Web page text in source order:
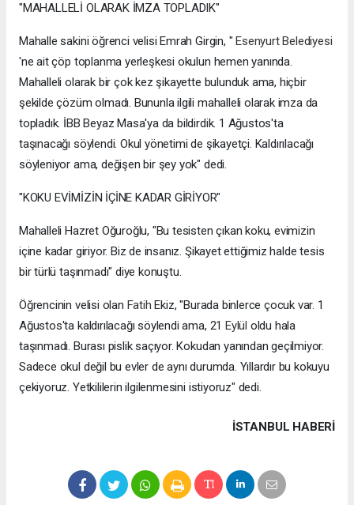
"MAHALLELİ OLARAK İMZA TOPLADIK"
Mahalle sakini öğrenci velisi Emrah Girgin, "Esenyurt Belediyesi
'ne ait çöp toplanma yerleşkesi okulun hemen yanında.
Mahalleli olarak bir çok kez şikayette bulunduk ama, hiçbir
şekilde çözüm olmadı. Bununla ilgili mahalleli olarak imza da
topladık. İBB Beyaz Masa'ya da bildirdik. 1 Ağustos'ta
taşınacağı söylendi. Okul yönetimi de şikayetçi. Kaldırılacağı
söyleniyor ama, değişen bir şey yok" dedi.
"KOKU EVİMİZİN İÇİNE KADAR GİRİYOR"
Mahalleli Hazret Oğuroğlu, "Bu tesisten çıkan koku, evimizin
içine kadar giriyor. Biz de insanız. Şikayet ettiğimiz halde tesis
bir türlü taşınmadı" diye konuştu.
Öğrencinin velisi olan Fatih Ekiz, "Burada binlerce çocuk var. 1
Ağustos'ta kaldırılacağı söylendi ama, 21 Eylül oldu hala
taşınmadı. Burası pislik saçıyor. Kokudan yanından geçilmiyor.
Sadece okul değil bu evler de aynı durumda. Yıllardır bu kokuyu
çekiyoruz. Yetkililerin ilgilenmesini istiyoruz" dedi.
İSTANBUL HABERİ